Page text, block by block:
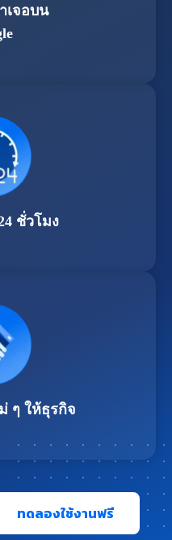
เจอบน
ชั่วโมง
ๆ ให้ธุรกิจ
ทดลองใช้งานฟรี